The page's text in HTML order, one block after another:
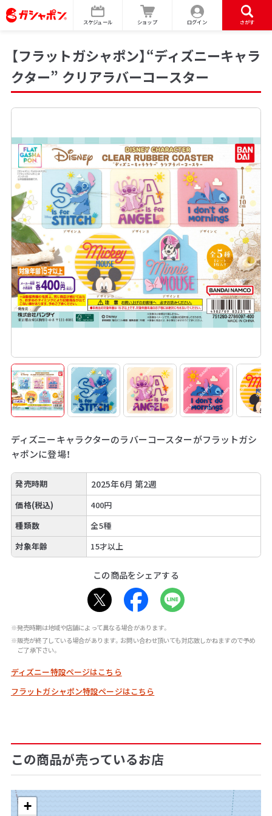
スケジュール ショップ ログイン さがす
【フラットガシャポン】“ディズニーキャラ
クター” クリアラバーコースター
ディズニーキャラクターのラバーコースターがフラットガシ
ャポンに登場！
発売時期 2025年6月 第2週
価格(税込)
400円
種類数
全5種
対象年齢
15才以上
この商品をシェアする
※発売時期は地域や店舗によって異なる場合があります。
※販売が終了している場合があります。お問い合わせ頂いても対応致しかねますので予め
ご了承下さい。
ディズニー特設ページはこちら
フラットガシャポン特設ページはこちら
この商品が売っているお店
+